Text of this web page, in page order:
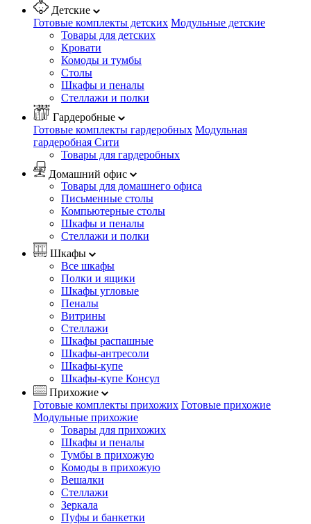
Детские
Готовые комплекты детских Модульные детские
Товары для детских
Кровати
Комоды и тумбы
Столы
Шкафы и пеналы
Стеллажи и полки
Гардеробные
Готовые комплекты гардеробных Модульная
гардеробная Сити
Товары для гардеробных
Домашний офис
Товары для домашнего офиса
Письменные столы
Компьютерные столы
Шкафы и пеналы
Стеллажи и полки
Шкафы
Все шкафы
Полки и ящики
Шкафы угловые
Пеналы
Витрины
Стеллажи
Шкафы распашные
Шкафы-антресоли
Шкафы-купе
Шкафы-купе Консул
Прихожие
Готовые комплекты прихожих Готовые прихожие
Модульные прихожие
Товары для прихожих
Шкафы и пеналы
Тумбы в прихожую
Комоды в прихожую
Вешалки
Стеллажи
Зеркала
Пуфы и банкетки